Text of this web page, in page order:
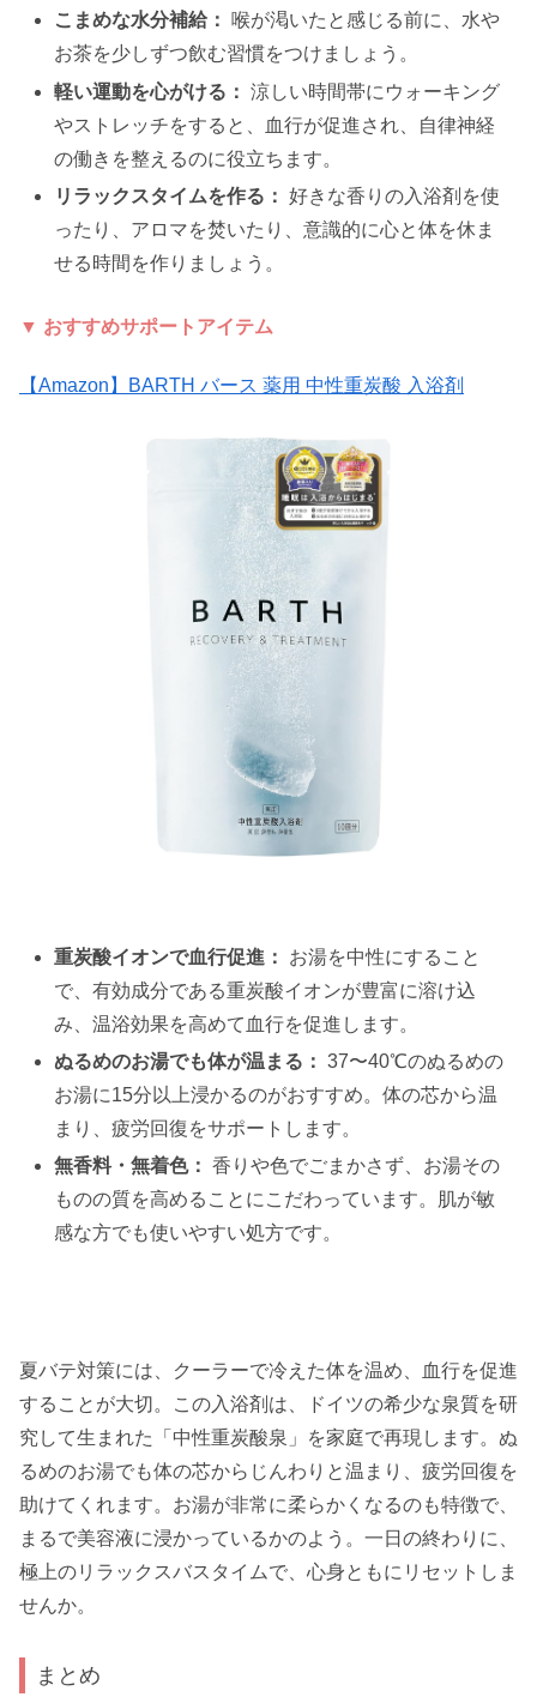
こまめな水分補給：
喉が渇いたと感じる前に、水や
お茶を少しずつ飲む習慣をつけましょう。
軽い運動を心がける： 涼しい時間帯にウォーキング
やストレッチをすると、血行が促進され、自律神経
の働きを整えるのに役立ちます。
リラックスタイムを作る： 好きな香りの入浴剤を使
ったり、アロマを焚いたり、意識的に心と体を休ま
せる時間を作りましょう。
▼ おすすめサポートアイテム
【Amazon】BARTH バース 薬用 中性重炭酸 入浴剤
重炭酸イオンで血行促進：
お湯を中性にすること
で、有効成分である重炭酸イオンが豊富に溶け込
み、温浴効果を高めて血行を促進します。
ぬるめのお湯でも体が温まる： 37〜40℃のぬるめの
お湯に15分以上浸かるのがおすすめ。体の芯から温
まり、疲労回復をサポートします。
無香料・無着色： 香りや色でごまかさず、お湯その
ものの質を高めることにこだわっています。肌が敏
感な方でも使いやすい処方です。
夏バテ対策には、クーラーで冷えた体を温め、血行を促進
することが大切。この入浴剤は、ドイツの希少な泉質を研
究して生まれた「中性重炭酸泉」を家庭で再現します。ぬ
るめのお湯でも体の芯からじんわりと温まり、疲労回復を
助けてくれます。お湯が非常に柔らかくなるのも特徴で、
まるで美容液に浸かっているかのよう。一日の終わりに、
極上のリラックスバスタイムで、心身ともにリセットしま
せんか。
まとめ